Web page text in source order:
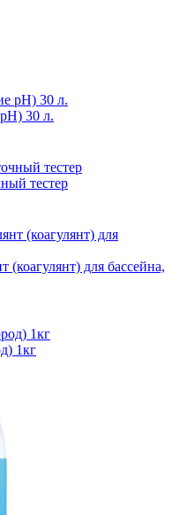
30 л.
тестер
для бассейна,
1кг